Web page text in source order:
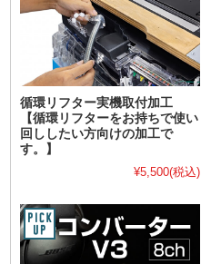
循環リフター実機取付加工
【循環リフターをお持ちで使い
回ししたい方向けの加工で
す。】
¥5,500(税込)